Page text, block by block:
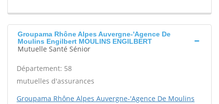
Groupama Rhône Alpes Auvergne-'Agence De
Moulins Engilbert MOULINS ENGILBERT
Mutuelle Santé Sénior
Département: 58
mutuelles d'assurances
Groupama Rhône Alpes Auvergne-'Agence De Moulins